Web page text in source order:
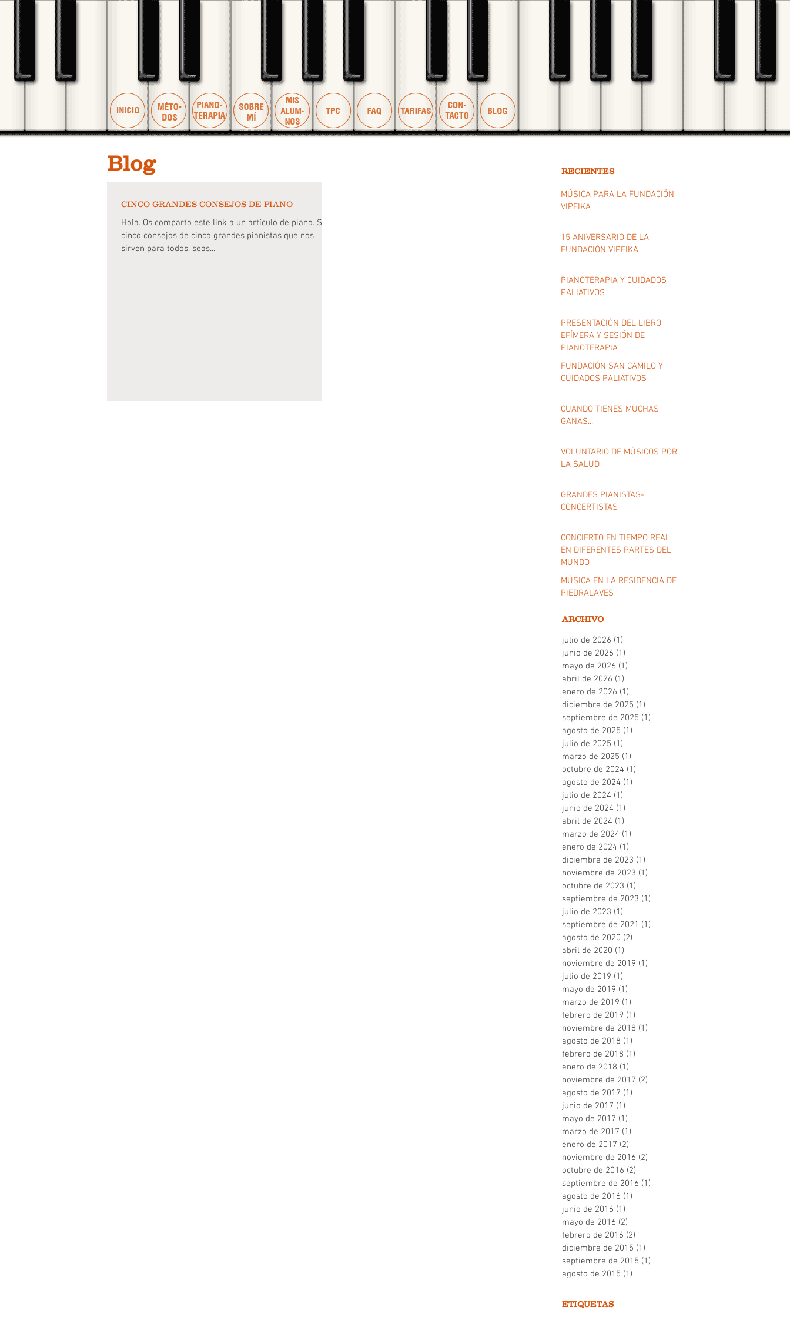
Blog
CINCO GRANDES CONSEJOS DE PIANO
Hola. Os comparto este link a un artículo de piano. Son
cinco consejos de cinco grandes pianistas que nos
sirven para todos, seas...
RECIENTES
MÚSICA PARA LA FUNDACIÓN
VIPEIKA
15 ANIVERSARIO DE LA
FUNDACIÓN VIPEIKA
PIANOTERAPIA Y CUIDADOS
PALIATIVOS
PRESENTACIÓN DEL LIBRO
EFÍMERA Y SESIÓN DE
PIANOTERAPIA
FUNDACIÓN SAN CAMILO Y
CUIDADOS PALIATIVOS
CUANDO TIENES MUCHAS
GANAS...
VOLUNTARIO DE MÚSICOS POR
LA SALUD
GRANDES PIANISTAS-
CONCERTISTAS
CONCIERTO EN TIEMPO REAL
EN DIFERENTES PARTES DEL
MUNDO
MÚSICA EN LA RESIDENCIA DE
PIEDRALAVES
ARCHIVO
julio de 2026 (1)
junio de 2026 (1)
mayo de 2026 (1)
abril de 2026 (1)
enero de 2026 (1)
diciembre de 2025 (1)
septiembre de 2025 (1)
agosto de 2025 (1)
julio de 2025 (1)
marzo de 2025 (1)
octubre de 2024 (1)
agosto de 2024 (1)
julio de 2024 (1)
junio de 2024 (1)
abril de 2024 (1)
marzo de 2024 (1)
enero de 2024 (1)
diciembre de 2023 (1)
noviembre de 2023 (1)
octubre de 2023 (1)
septiembre de 2023 (1)
julio de 2023 (1)
septiembre de 2021 (1)
agosto de 2020 (2)
abril de 2020 (1)
noviembre de 2019 (1)
julio de 2019 (1)
mayo de 2019 (1)
marzo de 2019 (1)
febrero de 2019 (1)
noviembre de 2018 (1)
agosto de 2018 (1)
febrero de 2018 (1)
enero de 2018 (1)
noviembre de 2017 (2)
agosto de 2017 (1)
junio de 2017 (1)
mayo de 2017 (1)
marzo de 2017 (1)
enero de 2017 (2)
noviembre de 2016 (2)
octubre de 2016 (2)
septiembre de 2016 (1)
agosto de 2016 (1)
junio de 2016 (1)
mayo de 2016 (2)
febrero de 2016 (2)
diciembre de 2015 (1)
septiembre de 2015 (1)
agosto de 2015 (1)
ETIQUETAS